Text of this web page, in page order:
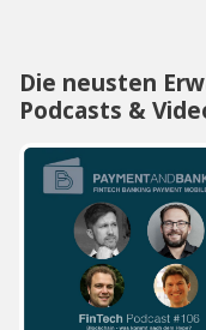
Die neusten
Podcasts &